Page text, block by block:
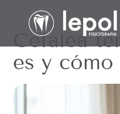
Cefalea
es y